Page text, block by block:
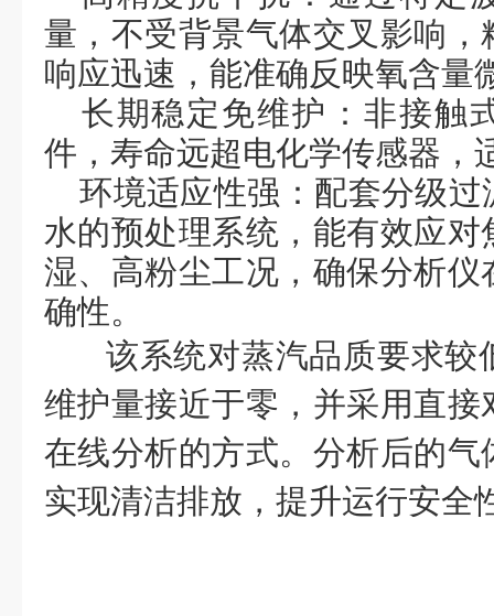
量，不受背景气体交叉影响
响应迅速，能准确反映氧含量
长期稳定免维护‌：非接触
件，寿命远超电化学传感器，
环境适应性强‌：配套分级
水的预处理系统，能有效应
湿、高粉尘工况， 确保分析仪
确性。
该系统对蒸汽品质要求较
维护量接近于零，并采用直
在线分析的方式。分析后的
实现清洁排放，提升运行安全